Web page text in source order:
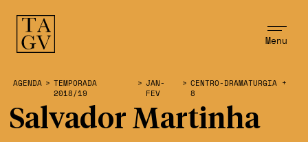
Menu
AGENDA > TEMPORADA
2018/19
> JAN-
FEV
> CENTRO-DRAMATURGIA +
8
Salvador Martinha